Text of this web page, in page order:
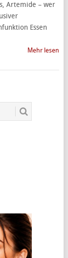
Artemide – wer
Essen
Mehr lesen